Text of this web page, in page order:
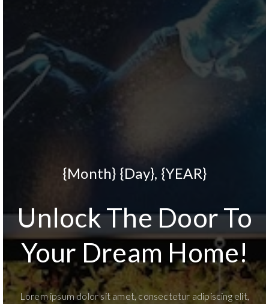
{Month} {Day}, {YEAR}
Unlock The Door To
Your Dream Home!
Lorem ipsum dolor sit amet, consectetur adipiscing elit,